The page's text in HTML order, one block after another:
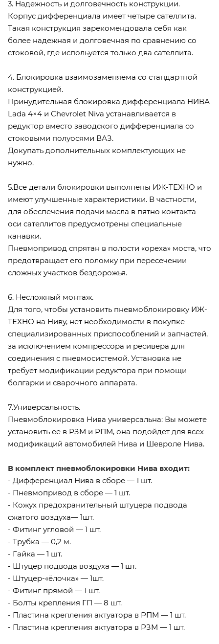
3. Надежность и долговечность конструкции.
Корпус дифференциала имеет четыре сателлита.
Такая конструкция зарекомендовала себя как
более надежная и долговечная по сравнению со
стоковой, где испольуется только два сателлита.
4. Блокировка взаимозаменяема со стандартной
конструкцией.
Принудительная блокировка дифференциала НИВА
Lada 4×4 и Chevrolet Niva устанавливается в
редуктор вместо заводского дифференциала со
стоковыми полуосями ВАЗ.
Докупать дополнительных комплектующих не
нужно.
5.Все детали блокировки выполнены ИЖ-ТЕХНО и
имеют улучшенные характеристики. В частности,
для обеспечения подачи масла в пятно контакта
оси сателлитов предусмотрены специальные
канавки.
Пневмопривод спрятан в полости «ореха» моста, что
предотвращает его поломку при пересечении
сложных участков бездорожья.
6. Несложный монтаж.
Для того, чтобы установить пневмоблокировку ИЖ-
ТЕХНО на Ниву, нет необходимости в покупке
специализированных приспособлений и запчастей,
за исключением компрессора и ресивера для
соединения с пневмосистемой. Установка не
требует модификации редуктора при помощи
болгарки и сварочного аппарата.
7.Универсальность.
Пневмоблокировка Нива универсальна: Вы можете
установить ее в РЗМ и РПМ, она подойдет для всех
модификаций автомобилей Нива и Шевроле Нива.
В комплект пневмоблокировки Нива входит:
- Дифференциал Нива в сборе — 1 шт.
- Пневмопривод в сборе — 1 шт.
- Кожух предохранительный штуцера подвода
сжатого воздуха— 1шт.
- Фитинг угловой — 1 шт.
- Трубка — 0,2 м.
- Гайка — 1 шт.
- Штуцер подвода воздуха — 1 шт.
- Штуцер-«ёлочка» — 1шт.
- Фитинг прямой — 1 шт.
- Болты крепления ГП — 8 шт.
- Пластина крепления актуатора в РПМ — 1 шт.
- Пластина крепления актуатора в РЗМ — 1 шт.